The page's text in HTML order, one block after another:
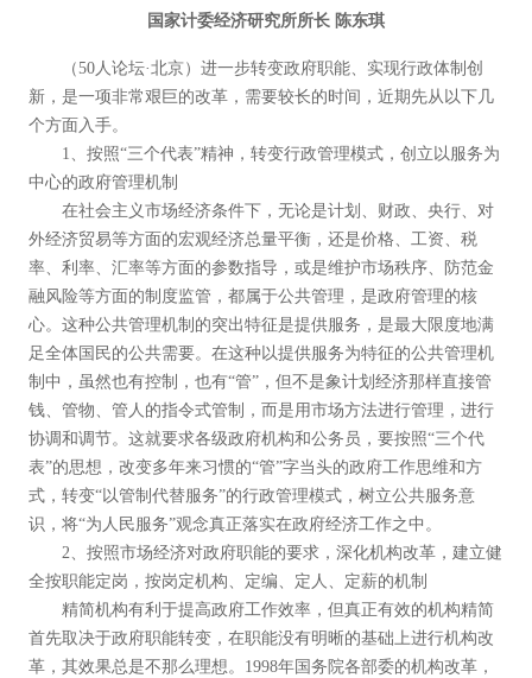
国家计委经济研究所所长 陈东琪
（50人论坛·北京）进一步转变政府职能、实现行政体制创
新，是一项非常艰巨的改革，需要较长的时间，近期先从以下几
个方面入手。
1、按照“三个代表”精神，转变行政管理模式，创立以服务为
中心的政府管理机制
在社会主义市场经济条件下，无论是计划、财政、央行、对
外经济贸易等方面的宏观经济总量平衡，还是价格、工资、税
率、利率、汇率等方面的参数指导，或是维护市场秩序、防范金
融风险等方面的制度监管，都属于公共管理，是政府管理的核
心。这种公共管理机制的突出特征是提供服务，是最大限度地满
足全体国民的公共需要。在这种以提供服务为特征的公共管理机
制中，虽然也有控制，也有“管”，但不是象计划经济那样直接管
钱、管物、管人的指令式管制，而是用市场方法进行管理，进行
协调和调节。这就要求各级政府机构和公务员，要按照“三个代
表”的思想，改变多年来习惯的“管”字当头的政府工作思维和方
式，转变“以管制代替服务”的行政管理模式，树立公共服务意
识，将“为人民服务”观念真正落实在政府经济工作之中。
2、按照市场经济对政府职能的要求，深化机构改革，建立健
全按职能定岗，按岗定机构、定编、定人、定薪的机制
精简机构有利于提高政府工作效率，但真正有效的机构精简
首先取决于政府职能转变，在职能没有明晰的基础上进行机构改
革，其效果总是不那么理想。1998年国务院各部委的机构改革，